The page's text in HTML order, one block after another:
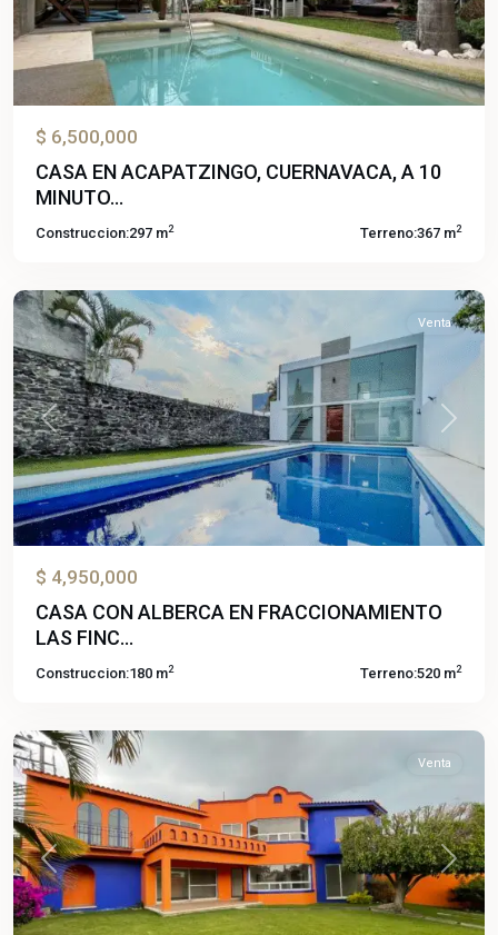
$ 6,500,000
CASA EN ACAPATZINGO, CUERNAVACA, A 10
MINUTO...
Construccion:297 m2 Terreno:367 m2
Fincas
Previous Next
Venta
$ 4,950,000
CASA CON ALBERCA EN FRACCIONAMIENTO
LAS FINC...
Construccion:180 m2 Terreno:520 m2
Lomas
Atzingo,
Previous Next
Venta